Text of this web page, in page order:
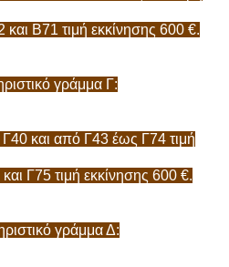
Β71 τιμή εκκίνησης 600 €.
γράμμα Γ:
και από Γ43 έως Γ74 τιμή
Γ75 τιμή εκκίνησης 600 €.
γράμμα Δ: